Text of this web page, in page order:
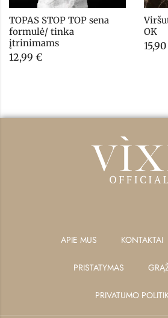
TOPAS STOP TOP sena
formulė/ tinka
įtrinimams
12,99 €
OK
15,90
APIE MUS KONTAKTAI
PRISTATYMAS
PRIVATUMO